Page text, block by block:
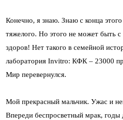
Конечно, я знаю. Знаю с конца
тяжелого. Но этого не может быть
здоров! Нет такого в семейной
лаборатория Invitro: КФК – 23000
Мир перевернулся.
Мой прекрасный мальчик. Ужас и
Впереди беспросветный мрак,